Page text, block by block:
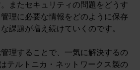
またセキュリティの問題をどうす
理に必要な情報をどのように保存
課題が増え続けていくのです。
理することで、一気に解決するの
テルトニカ・ネットワークス製の